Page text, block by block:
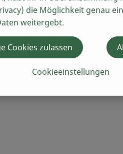
die Möglichkeit genau
weitergebt.
Cookieeinstellungen
Cookies zulassen